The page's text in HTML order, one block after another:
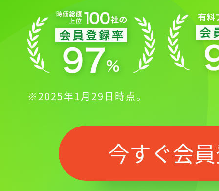
※2025年1月29日時点。
今すぐ会